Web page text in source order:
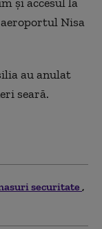
Nisa
au anulat
seară.
securitate